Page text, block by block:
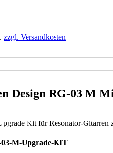
zzgl. Versandkosten
Design RG-03 M
Kit für Resonator-Gitarren
M-Upgrade-KIT